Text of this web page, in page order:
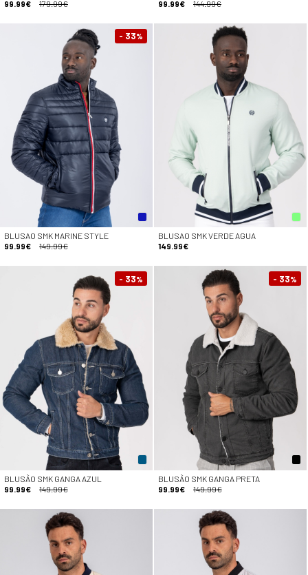
99.99€ 179.99€ 99.99€ 144.99€
- 33%
BLUSAO SMK MARINE STYLE
99.99€
149.99€
BLUSAO SMK VERDE AGUA
149.99€
- 33%
BLUSÃO SMK GANGA AZUL
99.99€
149.99€
- 33%
BLUSÃO SMK GANGA PRETA
99.99€
149.99€